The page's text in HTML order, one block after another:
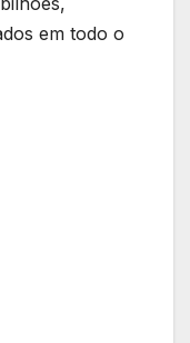
em todo o